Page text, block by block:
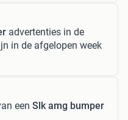
advertenties in de
in de afgelopen week
een Slk amg bumper